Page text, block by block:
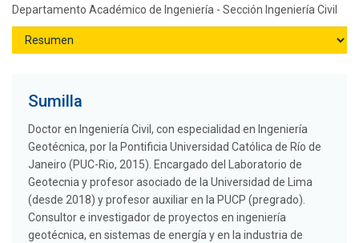
Departamento Académico de Ingeniería - Sección Ingeniería Civil
Sumilla
Doctor en Ingeniería Civil, con especialidad en Ingeniería
Geotécnica, por la Pontificia Universidad Católica de Río de
Janeiro (PUC-Rio, 2015). Encargado del Laboratorio de
Geotecnia y profesor asociado de la Universidad de Lima
(desde 2018) y profesor auxiliar en la PUCP (pregrado).
Consultor e investigador de proyectos en ingeniería
geotécnica, en sistemas de energía y en la industria de